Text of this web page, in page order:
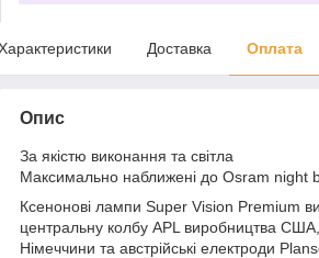
Доставка Оплата
Опис
За якістю виконання та світла
Максимально наближені до Osram night
Ксенонові лампи Super Vision Premium
центральну колбу APL виробництва США,
Німеччини та австрійські електроди